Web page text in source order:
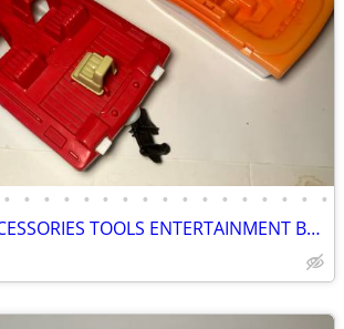
• • • • • • • • • • • • • • • • •
BEACH TOYS ACCESSORIES TOOLS ENTERTAINMENT BREAKAWAY KIDS OUTDOOR FUN